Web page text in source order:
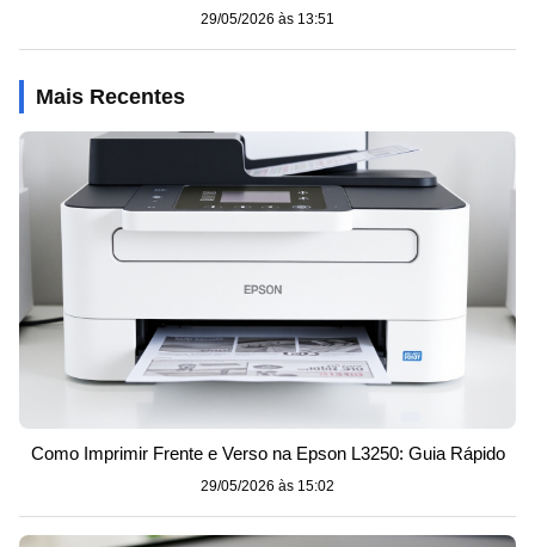
29/05/2026 às 13:51
Mais Recentes
Como Imprimir Frente e Verso na Epson L3250: Guia Rápido
29/05/2026 às 15:02